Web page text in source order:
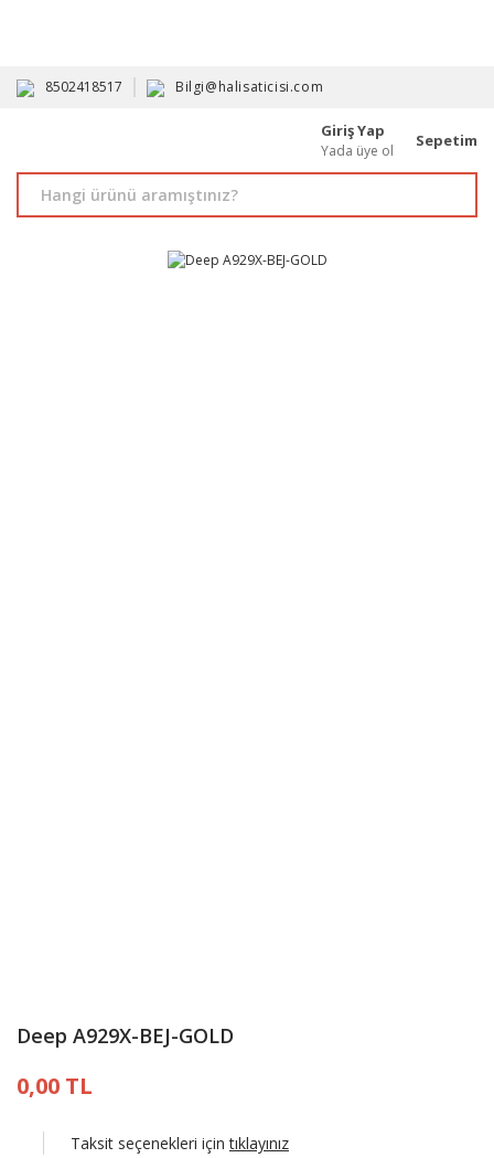
8502418517 Bilgi@halisaticisi.com
Giriş Yap
Yada üye ol
Sepetim
Deep A929X-BEJ-GOLD
0,00 TL
Taksit seçenekleri içintıklayınız